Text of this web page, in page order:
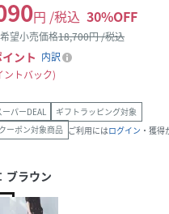
円 /税込 30%OFF
望小売価格18,700円 /税込
ント 内訳
ントバック
ーパーDEAL
ギフトラッピング対象
ーポン対象商品 ご利用にはログイン ・獲得
ブラウン